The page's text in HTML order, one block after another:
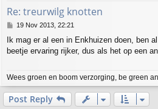
Re: treurwilg knotten
P
s
t
19 Nov 2013, 22:21
Ik mag er al een in Enkhuizen doen, ben
beetje ervaring rijker, dus als het op een
Wees groen en boom verzorging, be green
Post Reply